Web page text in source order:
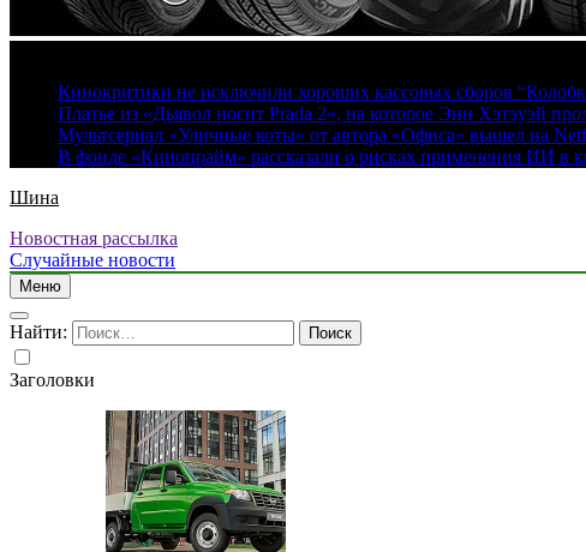
Кинокритики не исключили хороших кассовых сборов
Платье из «Дьявол носит Prada 2», на которое Энн Хэтэуэй
Мультсериал «Уличные коты» от автора «Офиса» вышел на
В фонде «Кинопрайм» рассказали о рисках применения ИИ в
Шина
Новостная рассылка
Случайные новости
Меню
Найти:
Заголовки